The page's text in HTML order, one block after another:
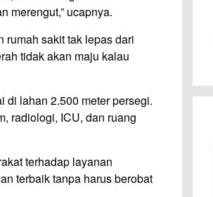
merengut,” ucapnya.
rumah sakit tak lepas dari
tidak akan maju kalau
di lahan 2.500 meter persegi.
radiologi, ICU, dan ruang
terhadap layanan
terbaik tanpa harus berobat